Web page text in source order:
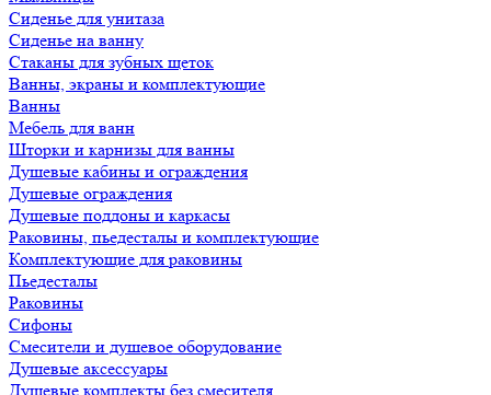
Сиденье для унитаза
Сиденье на ванну
Стаканы для зубных щеток
Ванны, экраны и комплектующие
Ванны
Мебель для ванн
Шторки и карнизы для ванны
Душевые кабины и ограждения
Душевые ограждения
Душевые поддоны и каркасы
Раковины, пьедесталы и комплектующие
Комплектующие для раковины
Пьедесталы
Раковины
Сифоны
Смесители и душевое оборудование
Душевые аксессуары
Душевые комплекты без смесителя